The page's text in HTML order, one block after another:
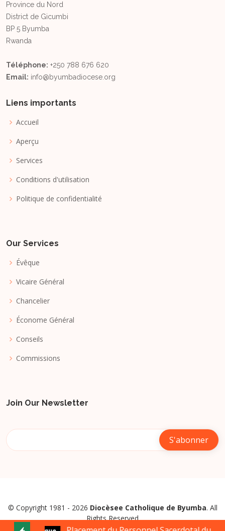
Province du Nord
District de Gicumbi
BP 5 Byumba
Rwanda
Téléphone: +250 788 676 620
Email: info@byumbadiocese.org
Liens importants
Accueil
Aperçu
Services
Conditions d'utilisation
Politique de confidentialité
Our Services
Évêque
Vicaire Général
Chancelier
Économe Général
Conseils
Commissions
Join Our Newsletter
© Copyright 1981 - 2026 Diocèsee Catholique de Byumba. All
Rights Reserved